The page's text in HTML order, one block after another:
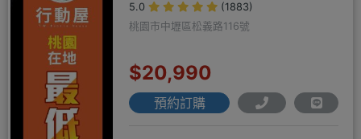
5.0
(1883)
桃園市中壢區松義路116號
$20,990
預約訂購